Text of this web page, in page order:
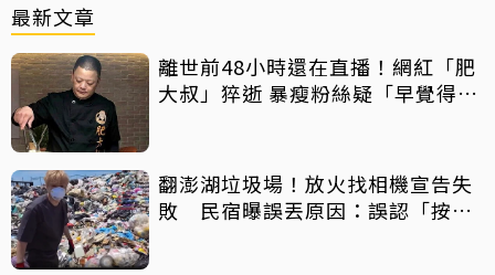
最新文章
離世前48小時還在直播！網紅「肥
大叔」猝逝 暴瘦粉絲疑「早覺得不
翻澎湖垃圾場！放火找相機宣告失
敗 民宿曝誤丟原因：誤認「按摩